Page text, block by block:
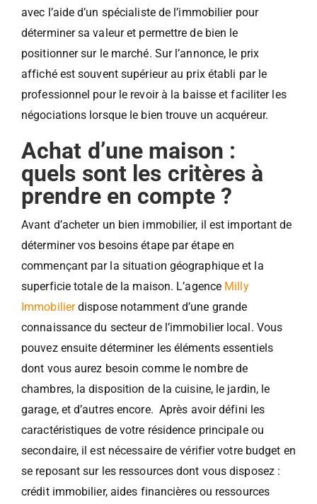
avec l’aide d’un spécialiste de l’immobilier pour
déterminer sa valeur et permettre de bien le
positionner sur le marché. Sur l’annonce, le prix
affiché est souvent supérieur au prix établi par le
professionnel pour le revoir à la baisse et faciliter les
négociations lorsque le bien trouve un acquéreur.
Achat d’une maison :
quels sont les critères à
prendre en compte ?
Avant d’acheter un bien immobilier, il est important de
déterminer vos besoins étape par étape en
commençant par la situation géographique et la
superficie totale de la maison. L’agence Milly
Immobilierdispose notamment d’une grande
connaissance du secteur de l’immobilier local. Vous
pouvez ensuite déterminer les éléments essentiels
dont vous aurez besoin comme le nombre de
chambres, la disposition de la cuisine, le jardin, le
garage, et d’autres encore. Après avoir défini les
caractéristiques de votre résidence principale ou
secondaire, il est nécessaire de vérifier votre budget en
se reposant sur les ressources dont vous disposez :
crédit immobilier, aides financières ou ressources